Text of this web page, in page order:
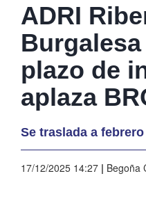
ADRI
plazo de
aplaza
Se traslada a febrero
17/12/2025 14:27 | Begoña